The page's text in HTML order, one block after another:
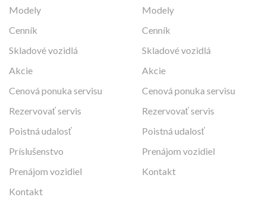
Modely
Cenník
Skladové vozidlá
Akcie
Cenová ponuka servisu
Rezervovať servis
Poistná udalosť
Príslušenstvo
Prenájom vozidiel
Kontakt
Modely
Cenník
Skladové vozidlá
Akcie
Cenová ponuka servisu
Rezervovať servis
Poistná udalosť
Prenájom vozidiel
Kontakt